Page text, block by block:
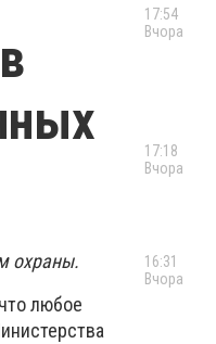
охраны.
любое
17:54
Вчора
17:18
Вчора
16:31
Вчора